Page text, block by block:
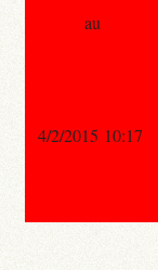
au
4/2/2015 10:17